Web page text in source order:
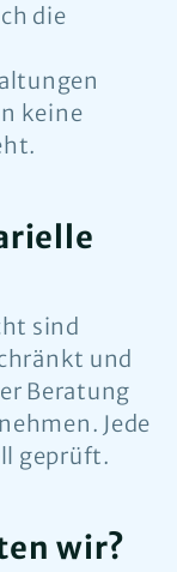
die
keine
sind
und
Beratung
Jede
geprüft.
wir?